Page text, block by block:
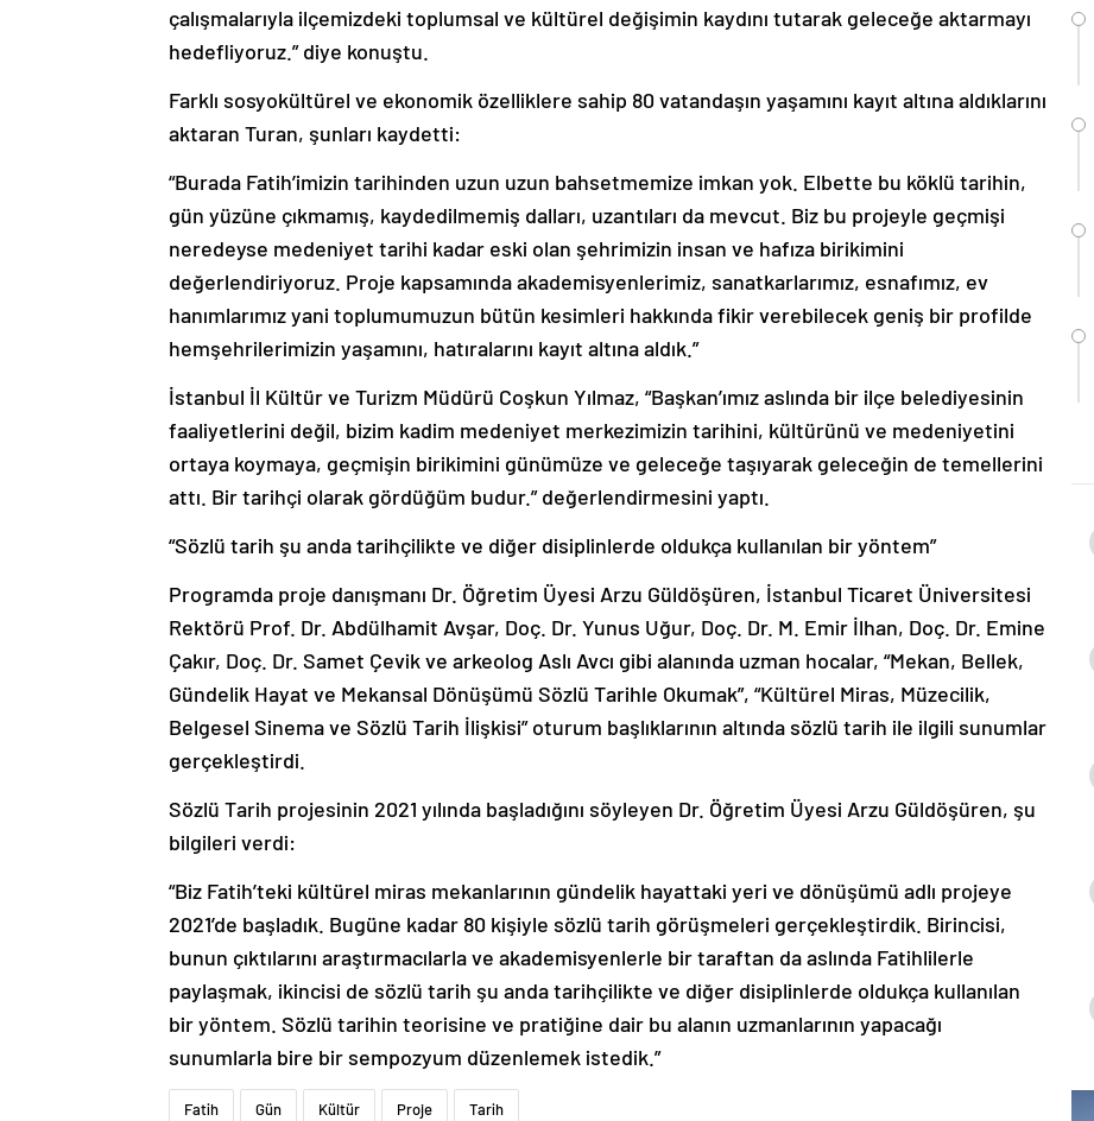
çalışmalarıyla ilçemizdeki toplumsal ve kültürel değişimin kaydını tutarak geleceğe aktarmayı
hedefliyoruz.” diye konuştu.
Farklı sosyokültürel ve ekonomik özelliklere sahip 80 vatandaşın yaşamını kayıt altına aldıklarını
aktaran Turan, şunları kaydetti:
“Burada Fatih’imizin tarihinden uzun uzun bahsetmemize imkan yok. Elbette bu köklü tarihin,
gün yüzüne çıkmamış, kaydedilmemiş dalları, uzantıları da mevcut. Biz bu projeyle geçmişi
neredeyse medeniyet tarihi kadar eski olan şehrimizin insan ve hafıza birikimini
değerlendiriyoruz. Proje kapsamında akademisyenlerimiz, sanatkarlarımız, esnafımız, ev
hanımlarımız yani toplumumuzun bütün kesimleri hakkında fikir verebilecek geniş bir profilde
hemşehrilerimizin yaşamını, hatıralarını kayıt altına aldık.”
İstanbul İl Kültür ve Turizm Müdürü Coşkun Yılmaz, “Başkan’ımız aslında bir ilçe belediyesinin
faaliyetlerini değil, bizim kadim medeniyet merkezimizin tarihini, kültürünü ve medeniyetini
ortaya koymaya, geçmişin birikimini günümüze ve geleceğe taşıyarak geleceğin de temellerini
attı. Bir tarihçi olarak gördüğüm budur.” değerlendirmesini yaptı.
“Sözlü tarih şu anda tarihçilikte ve diğer disiplinlerde oldukça kullanılan bir yöntem”
Programda proje danışmanı Dr. Öğretim Üyesi Arzu Güldöşüren, İstanbul Ticaret Üniversitesi
Rektörü Prof. Dr. Abdülhamit Avşar, Doç. Dr. Yunus Uğur, Doç. Dr. M. Emir İlhan, Doç. Dr. Emine
Çakır, Doç. Dr. Samet Çevik ve arkeolog Aslı Avcı gibi alanında uzman hocalar, “Mekan, Bellek,
Gündelik Hayat ve Mekansal Dönüşümü Sözlü Tarihle Okumak”, “Kültürel Miras, Müzecilik,
Belgesel Sinema ve Sözlü Tarih İlişkisi” oturum başlıklarının altında sözlü tarih ile ilgili sunumlar
gerçekleştirdi.
Sözlü Tarih projesinin 2021 yılında başladığını söyleyen Dr. Öğretim Üyesi Arzu Güldöşüren, şu
bilgileri verdi:
“Biz Fatih’teki kültürel miras mekanlarının gündelik hayattaki yeri ve dönüşümü adlı projeye
2021’de başladık. Bugüne kadar 80 kişiyle sözlü tarih görüşmeleri gerçekleştirdik. Birincisi,
bunun çıktılarını araştırmacılarla ve akademisyenlerle bir taraftan da aslında Fatihlilerle
paylaşmak, ikincisi de sözlü tarih şu anda tarihçilikte ve diğer disiplinlerde oldukça kullanılan
bir yöntem. Sözlü tarihin teorisine ve pratiğine dair bu alanın uzmanlarının yapacağı
sunumlarla bire bir sempozyum düzenlemek istedik.”
Fatih Gün Kültür Proje Tarih